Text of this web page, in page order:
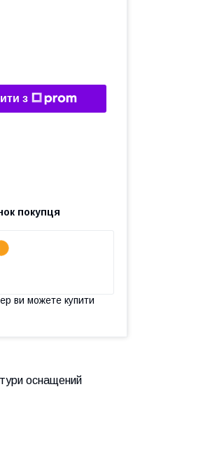
з
покупця
ви можете купити
оснащений